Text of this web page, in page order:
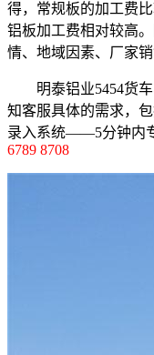
得，常规板的加工费
铝板加工费相对较高
情、地域因素、厂家
明泰铝业5454货车
知客服具体的需求，
录入系统——5分钟内
6789 8708